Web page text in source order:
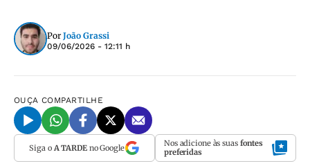
Por João Grassi
09/06/2026 - 12:11 h
OUÇA COMPARTILHE
Siga o A TARDEno Google Nos adicione às suas fontes
preferidas